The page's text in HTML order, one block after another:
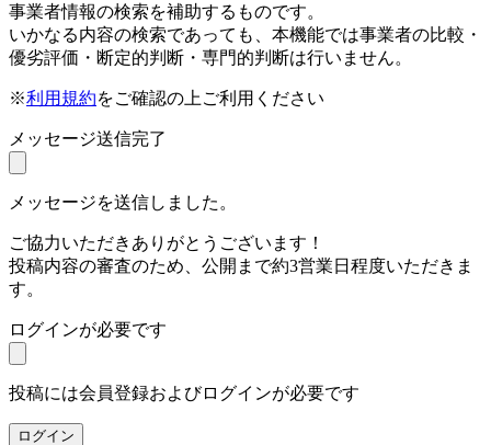
事業者情報の検索を補助するものです。
いかなる内容の検索であっても、本機能では事業者の比較・
優劣評価・断定的判断・専門的判断は行いません。
※利用規約をご確認の上ご利用ください
メッセージ送信完了
メッセージを送信しました。
ご協力いただきありがとうございます！
投稿内容の審査のため、公開まで約3営業日程度いただきま
す。
ログインが必要です
投稿には会員登録およびログインが必要です
ログイン